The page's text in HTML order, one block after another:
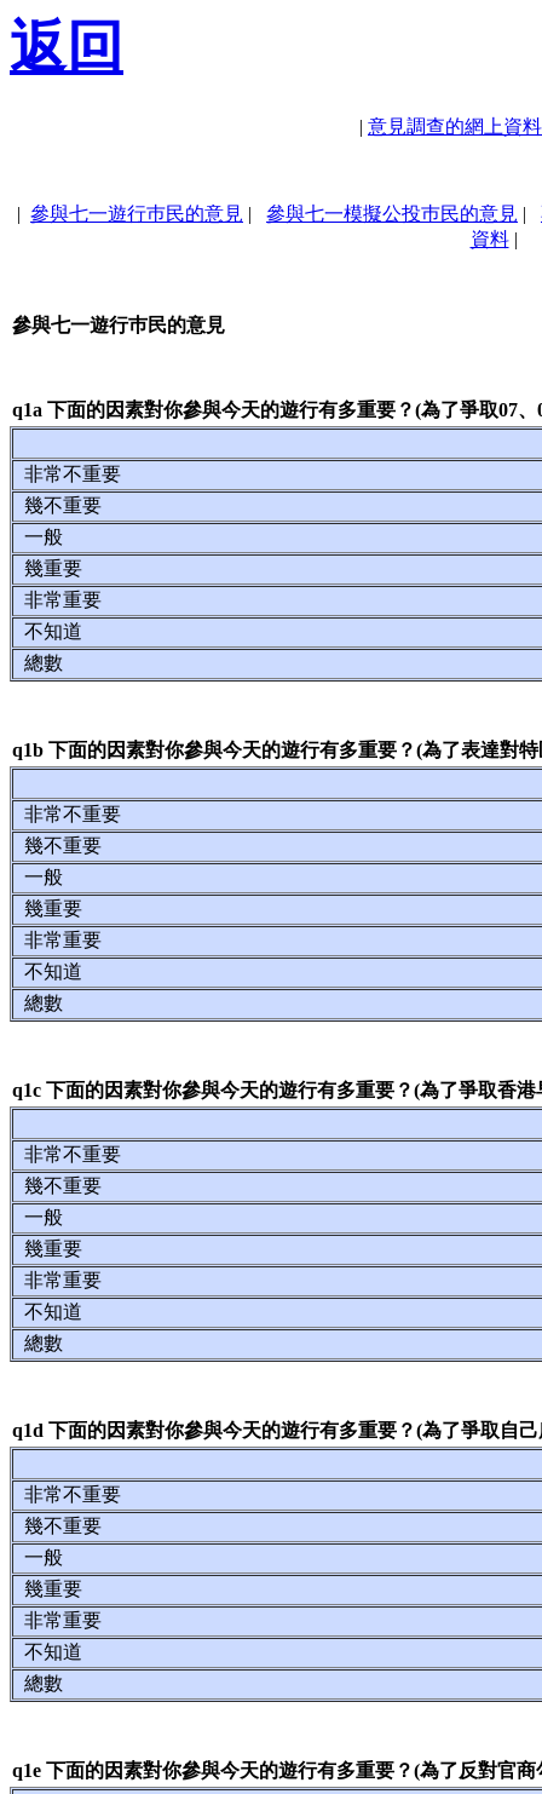
返回
| 意見調查的網上資
| 參與七一遊行巿民的意見 | 參與七一模擬公投巿民的意見 |
資料|
參與七一遊行巿民的意見
q1a 下面的因素對你參與今天的遊行有多重要？(為了爭取07、
非常不重要
幾不重要
一般
幾重要
非常重要
不知道
總數
q1b 下面的因素對你參與今天的遊行有多重要？(為了表達對
非常不重要
幾不重要
一般
幾重要
非常重要
不知道
總數
q1c 下面的因素對你參與今天的遊行有多重要？(為了爭取香
非常不重要
幾不重要
一般
幾重要
非常重要
不知道
總數
q1d 下面的因素對你參與今天的遊行有多重要？(為了爭取自
非常不重要
幾不重要
一般
幾重要
非常重要
不知道
總數
q1e 下面的因素對你參與今天的遊行有多重要？(為了反對官商